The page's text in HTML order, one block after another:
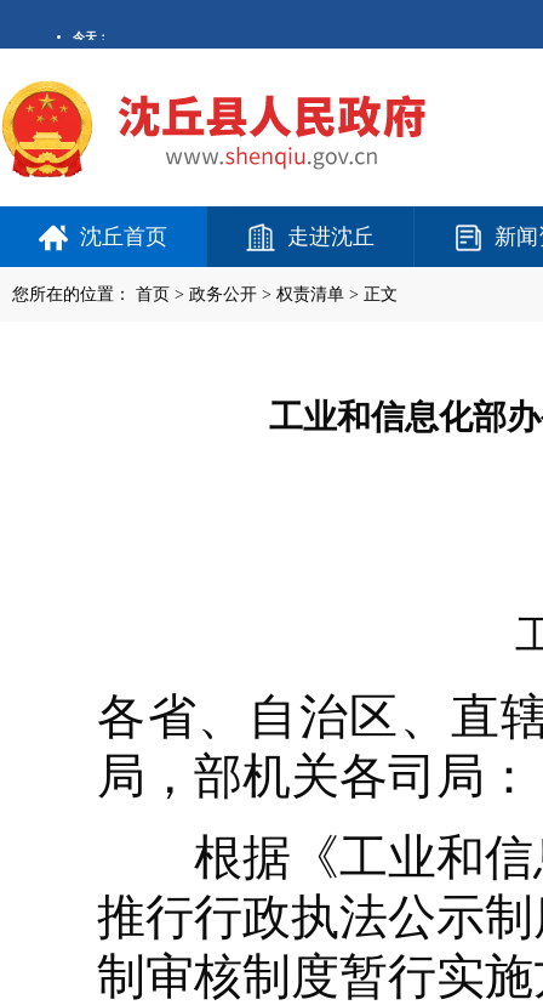
沈丘首页 走进沈丘 新
您所在的位置： 首页 > 政务公开 > 权责清单 > 正文
工业和信息化部
各省、自治区、直
局，部机关各司局：
根据《工业和信
推行行政执法公示
制审核制度暂行实